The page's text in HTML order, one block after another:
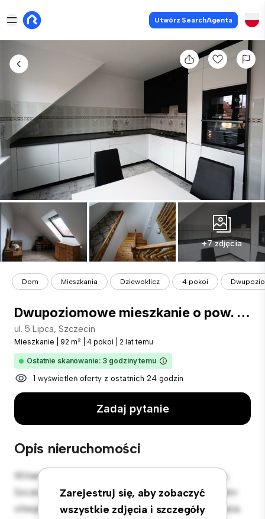
Utwórz SearchAgenta
+7 zdjęcia
Dom Mieszkania Dziewoklicz 4 pokoi
Dwupoziomowe mieszkanie o pow. 92,80, 4-pokoje.
ul. 5 Lipca, Szczecin
Mieszkanie 92 m² 4 pokoi 2 lat temu
Ostatnie skanowanie: 3 godziny temu
1 wyświetleń oferty z ostatnich 24 godzin
Zadaj pytanie
Opis nieruchomości
Zarejestruj się, aby zobaczyć
wszystkie zdjęcia i szczegóły
Witamy w Twojej nowej miejskiej oazie w ul. 5 Lipca,
Szczecin! Ten nowoczesny apartament z 4 sypialniami
oferuje stylową i przytulną przestrzeń do zamieszkania.